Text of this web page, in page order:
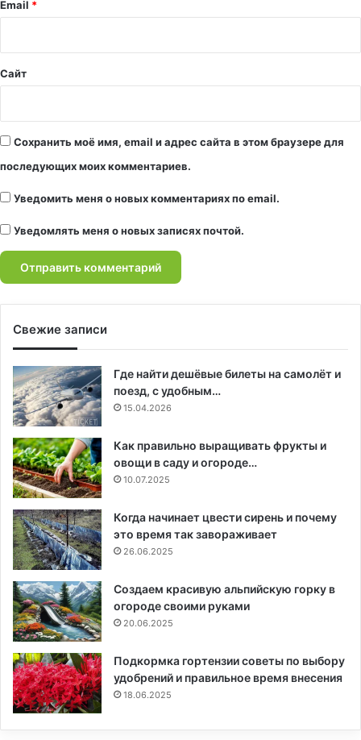
й
Email *
Сайт
Сохранить моё имя, email и адрес сайта в этом браузере для
последующих моих комментариев.
Уведомить меня о новых комментариях по email.
Уведомлять меня о новых записях почтой.
Свежие записи
Где найти дешёвые билеты на самолёт и
поезд, с удобным…
15.04.2026
Как правильно выращивать фрукты и
овощи в саду и огороде…
10.07.2025
Когда начинает цвести сирень и почему
это время так завораживает
26.06.2025
Создаем красивую альпийскую горку в
огороде своими руками
20.06.2025
Подкормка гортензии советы по выбору
удобрений и правильное время внесения
18.06.2025